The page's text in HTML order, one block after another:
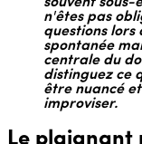
n'êtes pas
questions lors
spontanée
centrale du
distinguez ce
être nuancé
improviser.